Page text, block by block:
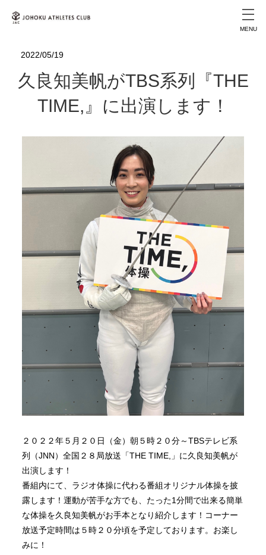
MENU
2022/05/19
久良知美帆がTBS系列『THE
TIME,』に出演します！
２０２２年５月２０日（金）朝５時２０分～TBSテレビ系
列（JNN）全国２８局放送「THE TIME,」に久良知美帆が
出演します！
番組内にて、ラジオ体操に代わる番組オリジナル体操を披
露します！運動が苦手な方でも、たった1分間で出来る簡単
な体操を久良知美帆がお手本となり紹介します！コーナー
放送予定時間は５時２０分頃を予定しております。お楽し
みに！